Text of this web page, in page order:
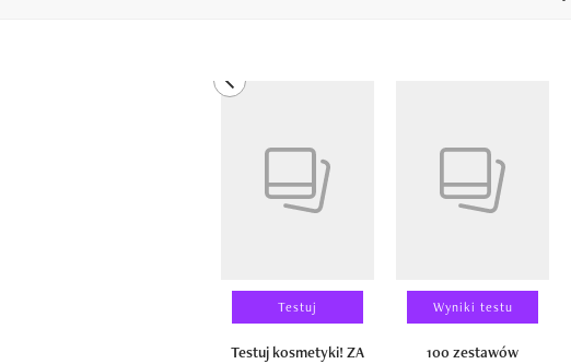
previous element
Testuj
Testuj kosmetyki! ZA
Wyniki testu
100 zestawów